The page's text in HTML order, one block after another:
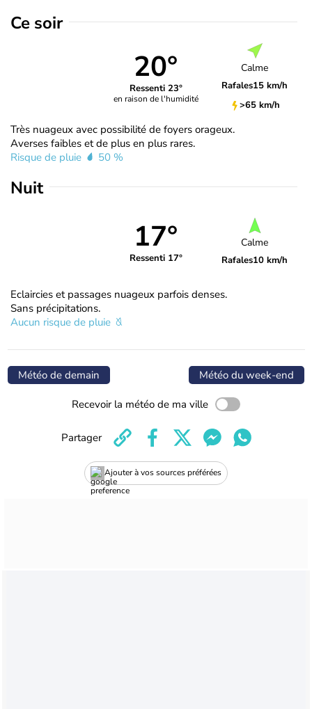
Ce soir
20°
Ressenti 23°
en raison de l'humidité
Calme
Rafales15 km/h
>65 km/h
Très nuageux avec possibilité de foyers orageux.
Averses faibles et de plus en plus rares.
Risque de pluie
50 %
Nuit
17°
Ressenti 17°
Calme
Rafales10 km/h
Eclaircies et passages nuageux parfois denses.
Sans précipitations.
Aucun risque de pluie
Météo de demain Météo du week-end
Recevoir la météo de ma ville
Ajouter à vos sources préférées
Partager